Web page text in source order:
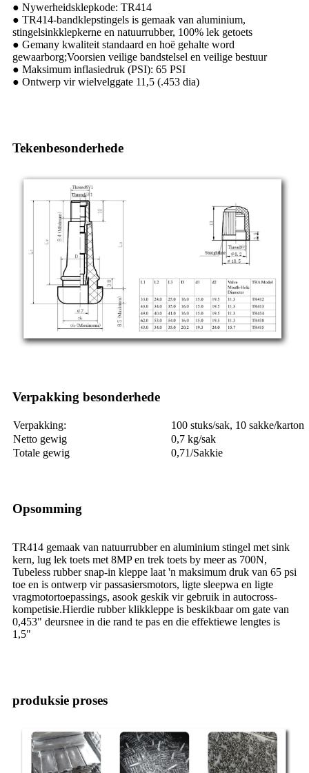
● Nywerheidsklepkode: TR414
● TR414-bandklepstingels is gemaak van aluminium,
stingelsinkklepkerne en natuurrubber, 100% lek getoets
● Gemany kwaliteit standaard en hoë gehalte word
gewaarborg;Voorsien veilige bandstelsel en veilige bestuur
● Maksimum inflasiedruk (PSI): 65 PSI
● Ontwerp vir wielvelggate 11,5 (.453 dia)
Tekenbesonderhede
Verpakking besonderhede
Verpakking:
100 stuks/sak, 10 sakke/karton
Netto gewig
0,7 kg/sak
Totale gewig
0,71/Sakkie
Opsomming
TR414 gemaak van natuurrubber en aluminium stingel met sink
kern, lug lek toets met 8MP en trek toets by meer as 700N,
Tubeless rubber snap-in kleppe laat 'n maksimum druk van 65 psi
toe en is ontwerp vir passasiersmotors, ligte sleepwa en ligte
vragmotortoepassings, asook geskik vir gebruik in autocross-
kompetisie.Hierdie rubber klikkleppe is beskikbaar om gate van
0,453" deursnee in die rand te pas en die effektiewe lengtes is
1,5"
produksie proses